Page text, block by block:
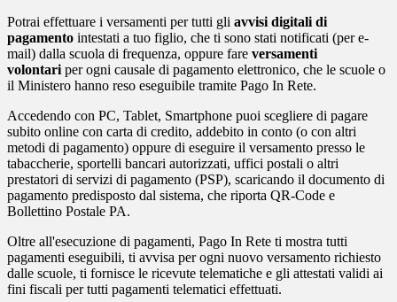
Potrai effettuare i versamenti per tutti gli avvisi digitali di
pagamento intestati a tuo figlio, che ti sono stati notificati (per e-
mail) dalla scuola di frequenza, oppure fare versamenti
volontari per ogni causale di pagamento elettronico, che le scuole o
il Ministero hanno reso eseguibile tramite Pago In Rete.
Accedendo con PC, Tablet, Smartphone puoi scegliere di pagare
subito online con carta di credito, addebito in conto (o con altri
metodi di pagamento) oppure di eseguire il versamento presso le
tabaccherie, sportelli bancari autorizzati, uffici postali o altri
prestatori di servizi di pagamento (PSP), scaricando il documento di
pagamento predisposto dal sistema, che riporta QR-Code e
Bollettino Postale PA.
Oltre all'esecuzione di pagamenti, Pago In Rete ti mostra tutti
pagamenti eseguibili, ti avvisa per ogni nuovo versamento richiesto
dalle scuole, ti fornisce le ricevute telematiche e gli attestati validi ai
fini fiscali per tutti pagamenti telematici effettuati.